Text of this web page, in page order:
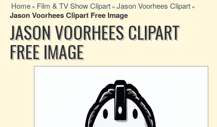
Home » Film & TV Show Clipart » Jason Voorhees Clipart »
Jason Voorhees Clipart Free Image
JASON VOORHEES CLIPART
FREE IMAGE